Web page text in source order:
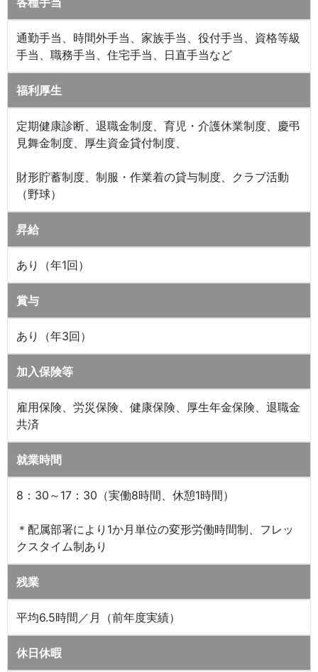
通勤手当、時間外手当、家族手当、役付手当、資格等級
手当、職務手当、住宅手当、日直手当など
福利厚生
定期健康診断、退職金制度、育児・介護休業制度、慶弔
見舞金制度、厚生資金貸付制度、
財形貯蓄制度、制服・作業着の貸与制度、クラブ活動
（野球）
昇給
あり（年1回）
賞与
あり（年3回）
加入保険等
雇用保険、労災保険、健康保険、厚生年金保険、退職金
共済
就業時間
8：30～17：30（実働8時間、休憩1時間）
＊配属部署により1か月単位の変形労働時間制、フレッ
クスタイム制あり
残業
平均6.5時間／月（前年度実績）
休日休暇